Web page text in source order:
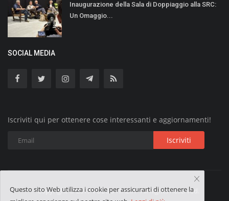
Inaugurazione della Sala di Doppiaggio alla SRC:
Un Omaggio...
SOCIAL MEDIA
Iscriviti qui per ottenere cose interessanti e aggiornamenti!
Iscriviti
Copyright © 2019 VOLGO ITALIA - All Rights Reserved.
Questo sito Web utilizza i cookie per assicurarti di ottenere la